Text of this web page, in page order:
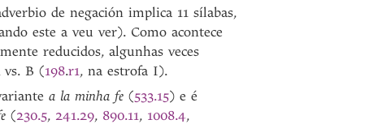
de negación implica 11 sílabas,
este a veu ver). Como acontece
reducidos, algunhas veces
vs. B (198.r1, na estrofa I).
a la minha fe (533.15) e é
(230.5, 241.29, 890.11, 1008.4,